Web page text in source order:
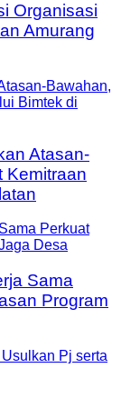
Organisasi
Amurang
Atasan-
Kemitraan
Sama
Program